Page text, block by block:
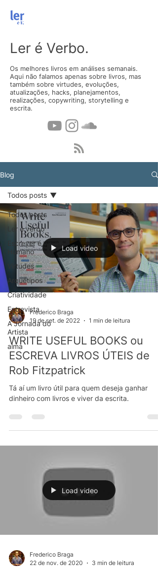
Ler é Verbo.
Os melhores livros em análises semanais.
Aqui não falamos apenas sobre livros, mas
também sobre virtudes, evoluções,
atualizações, hacks, planejamentos,
realizações, copywriting, storytelling e
escrita.
Blog
Todos posts
Ler é verbo
Escrever é
Humano
Virtudes
Arquétipos
Criatividade
Entrevista
A Jornada do
Artista
alma
Todos posts
Load video
Frederico Braga
19 de set. de 2022
1 min de leitura
WRITE USEFUL BOOKS ou
ESCREVA LIVROS ÚTEIS de
Rob Fitzpatrick
Tá aí um livro útil para quem deseja ganhar
dinheiro com livros e viver da escrita.
Load video
Frederico Braga
22 de nov. de 2020
3 min de leitura